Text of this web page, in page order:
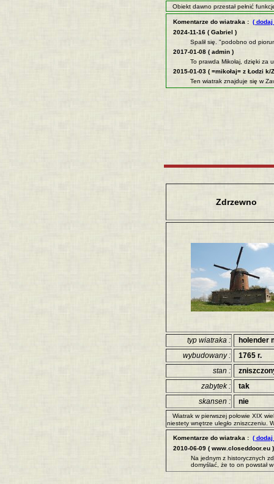
Obiekt dawno przestał pełnić
Komentarze do wiatraka : (
2024-11-16 ( Gabriel )
Spalił się. "podobno od
2017-01-08 ( admin )
To prawda Mikołaj, dzięki za
2015-01-03 ( =mikołaj= z Łodzi k/
Ten wiatrak znajduje się w
Zdrzewno
typ wiatraka :
holender
wybudowany :
1765 r.
stan :
zabytek :
tak
skansen :
nie
Wiatrak w pierwszej połowie XIX
niestety wnętrze uległo zniszczeniu.
Komentarze do wiatraka : (
2010-06-09 ( www.closeddoor.eu )
Na jednym z historycznych
domyślać, że to on powstał